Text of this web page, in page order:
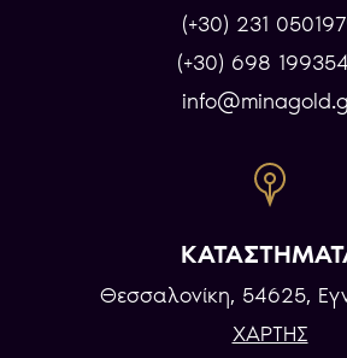
(+30) 231
(+30) 698
Θεσσαλονίκη, 54625,
ΧΑΡΤΗΣ